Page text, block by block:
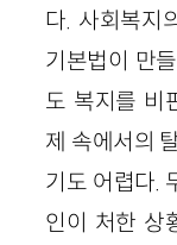
다. 사회복지
기본법이 만
도 복지를 비
제 속에서의
기도 어렵다.
인이 처한 상